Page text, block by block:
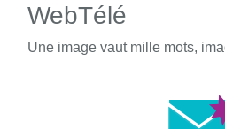
WebTélé
Une image vaut mille mots,